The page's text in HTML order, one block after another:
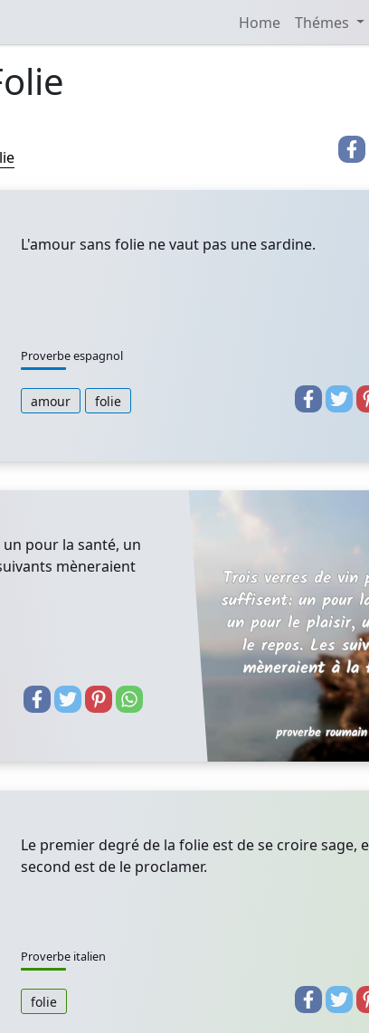
Home Thémes
L'amour sans folie ne vaut pas une sardine.
Proverbe espagnol
amour folie
pour la santé, un
mèneraient
Le premier degré de la folie est de se croire sage,
second est de le proclamer.
Proverbe italien
folie